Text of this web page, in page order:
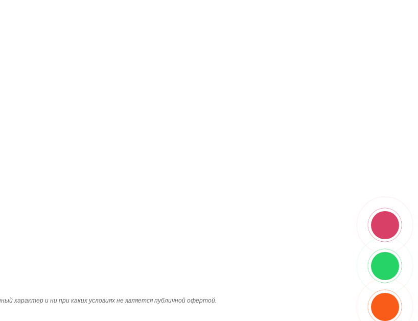
и ни при каких условиях не является публичной офертой.